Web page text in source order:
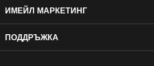
ИМЕЙЛ МАРКЕТИНГ
ПОДДРЪЖКА